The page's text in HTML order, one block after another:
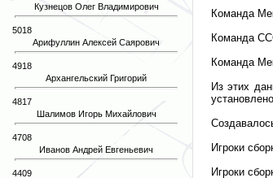
Кузнецов Олег Владимирович
5018
Арифуллин Алексей Саярович
4918
Архангельский Григорий
4817
Шалимов Игорь Михайлович
4708
Иванов Андрей Евгеньевич
4409
Команда
Команда
Команда
Из этих
Игроки
Игроки